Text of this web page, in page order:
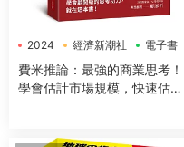
2024 經濟新潮社 電子書
費米推論：最強的商業思考！
學會估計市場規模，快速估算
フェルミ推定の技術